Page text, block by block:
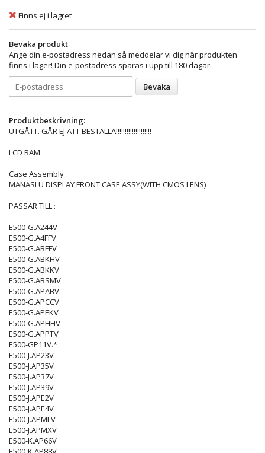
Finns ej i lagret
Bevaka produkt
Ange din e-postadress nedan så meddelar vi dig när produkten
finns i lager! Din e-postadress sparas i upp till 180 dagar.
Bevaka
Produktbeskrivning:
UTGÅTT. GÅR EJ ATT BESTÄLLA!!!!!!!!!!!!!!!!!!!!
LCD RAM
Case Assembly
MANASLU DISPLAY FRONT CASE ASSY(WITH CMOS LENS)
PASSAR TILL :
E500-G.A244V
E500-G.A4FFV
E500-G.ABFFV
E500-G.ABKHV
E500-G.ABKKV
E500-G.ABSMV
E500-G.APABV
E500-G.APCCV
E500-G.APEKV
E500-G.APHHV
E500-G.APPTV
E500-GP11V.*
E500-J.AP23V
E500-J.AP35V
E500-J.AP37V
E500-J.AP39V
E500-J.APE2V
E500-J.APE4V
E500-J.APMLV
E500-J.APMXV
E500-K.AP66V